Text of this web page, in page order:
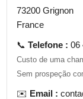
73200 Grignon
France
📞Telefone : 06
Custo de uma
Sem prospeção
✉️ Email :